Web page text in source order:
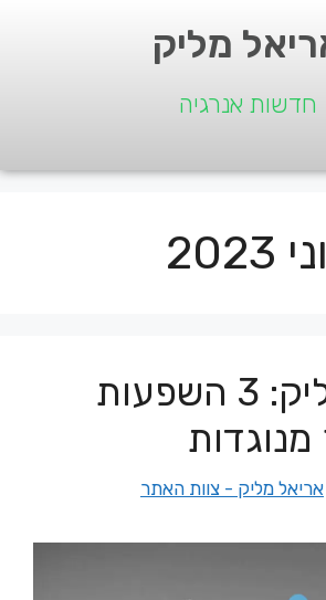
מליק
חדשות אנרגיה
2023
אריאל מליק: 3 השפעות
מנוגדות
אריאל מליק - צוות האתר